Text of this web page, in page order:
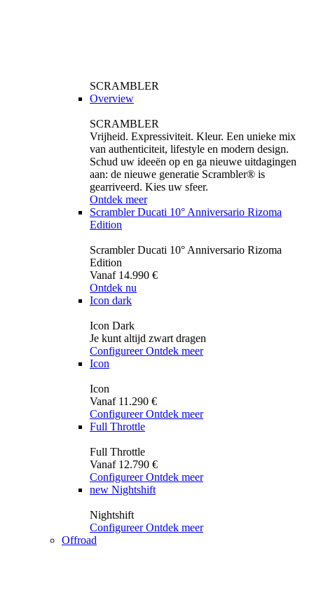
SCRAMBLER
Overview
SCRAMBLER
Vrijheid. Expressiviteit. Kleur. Een unieke mix
van authenticiteit, lifestyle en modern design.
Schud uw ideeën op en ga nieuwe uitdagingen
aan: de nieuwe generatie Scrambler® is
gearriveerd. Kies uw sfeer.
Ontdek meer
Scrambler Ducati 10° Anniversario Rizoma
Edition
Scrambler Ducati 10° Anniversario Rizoma
Edition
Vanaf 14.990 €
Ontdek nu
Icon dark
Icon Dark
Je kunt altijd zwart dragen
Configureer Ontdek meer
Icon
Icon
Vanaf 11.290 €
Configureer Ontdek meer
Full Throttle
Full Throttle
Vanaf 12.790 €
Configureer Ontdek meer
new Nightshift
Nightshift
Configureer Ontdek meer
Offroad